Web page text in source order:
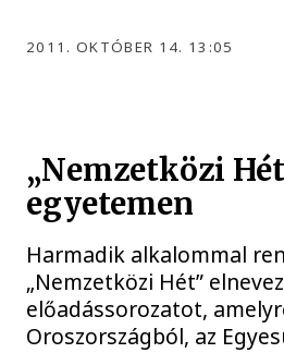
2011. OKTÓBER 14. 13:05
„Nemzetközi
egyetemen
Harmadik alkalommal
„Nemzetközi Hét”
előadássorozatot,
Oroszországból, az